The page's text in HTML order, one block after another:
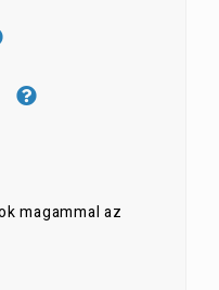
magammal az